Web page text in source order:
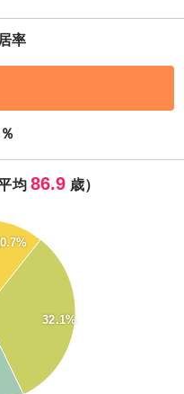
率
％
均 86.9 歳）
32.1%